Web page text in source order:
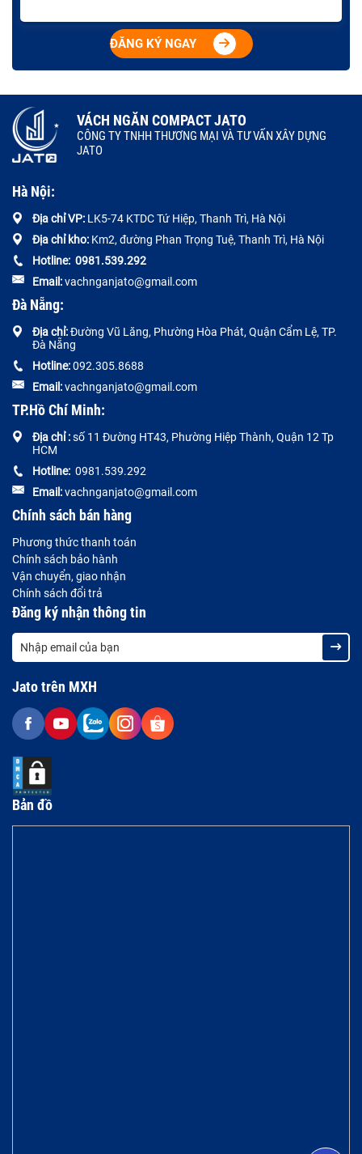
ĐĂNG KÝ NGAY
VÁCH NGĂN COMPACT JATO
CÔNG TY TNHH THƯƠNG MẠI VÀ TƯ VẤN XÂY DỰNG
JATO
Hà Nội:
Địa chỉ VP: LK5-74 KTDC Tứ Hiệp, Thanh Trì, Hà Nội
Địa chỉ kho: Km2, đường Phan Trọng Tuệ, Thanh Trì, Hà Nội
Hotline: 0981.539.292
Email:vachnganjato@gmail.com
Đà Nẵng:
Địa chỉ:Đường Vũ Lăng, Phường Hòa Phát, Quận Cẩm Lệ, TP.
Đà Nẵng
Hotline:092.305.8688
Email:vachnganjato@gmail.com
TP.Hồ Chí Minh:
Địa chỉ :số 11 Đường HT43, Phường Hiệp Thành, Quận 12 Tp
HCM
Hotline: 0981.539.292
Email:vachnganjato@gmail.com
Chính sách bán hàng
Phương thức thanh toán
Chính sách bảo hành
Vận chuyển, giao nhận
Chính sách đổi trả
Đăng ký nhận thông tin
Jato trên MXH
Bản đồ